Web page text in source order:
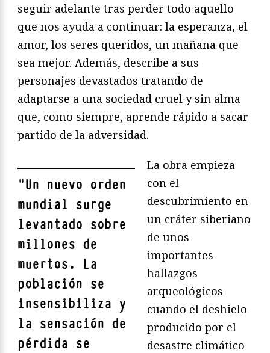
seguir adelante tras perder todo aquello
que nos ayuda a continuar: la esperanza, el
amor, los seres queridos, un mañana que
sea mejor. Además, describe a sus
personajes devastados tratando de
adaptarse a una sociedad cruel y sin alma
que, como siempre, aprende rápido a sacar
partido de la adversidad.
"Un nuevo orden
mundial surge
levantado sobre
millones de
muertos. La
población se
insensibiliza y
la sensación de
pérdida se
La obra empieza
con el
descubrimiento en
un cráter siberiano
de unos
importantes
hallazgos
arqueológicos
cuando el deshielo
producido por el
desastre climático